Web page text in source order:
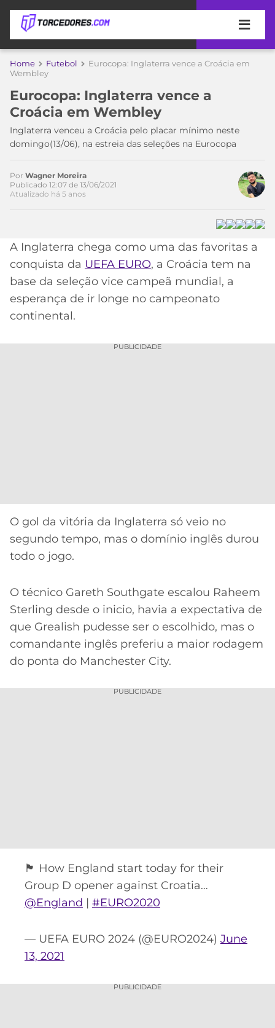
APOSTAS
DE
APOSTA
MELHORES
SITES
DE
APOSTAS
2026
PROMOCIONAL
BETBOOM
CÓDIGO
DE
INDICAÇÃO
ONLINE
MELHORES
CASSINOS
ONLINE
COPA
DO
MUNDO
TIMES
MEU
PALMEIRAS
CORINTHIANS
PAULO
INTERNACIONAL
ATLÉTICO
MG
CRUZEIRO
CAMPEONATOS
BRASILEIRÃO
SÉRIE
A
LIBERTADORES
COPA
DOS
CAMPEÕES
MÍDIA
ESPORTIVA
MERCADO
DA
BOLA
Home Futebol
Eurocopa: Inglaterra vence a Croácia em
Wembley
Eurocopa: Inglaterra vence a
Croácia em Wembley
Inglaterra venceu a Croácia pelo placar mínimo neste
domingo(13/06), na estreia das seleções na Eurocopa
Acesse o perfil do autor
no Twitter
Por Wagner Moreira
Publicado 12:07 de 13/06/2021
Atualizado há 5 anos
A Inglaterra chega como uma das favoritas a
conquista da UEFA EURO, a Croácia tem na
base da seleção vice campeã mundial, a
esperança de ir longe no campeonato
continental.
PUBLICIDADE
O gol da vitória da Inglaterra só veio no
segundo tempo, mas o domínio inglês durou
todo o jogo.
O técnico Gareth Southgate escalou Raheem
Sterling desde o inicio, havia a expectativa de
que Grealish pudesse ser o escolhido, mas o
comandante inglês preferiu a maior rodagem
do ponta do Manchester City.
PUBLICIDADE
🏴󠁧󠁢󠁥󠁮󠁧󠁿 How England start today for their
Group D opener against Croatia…
@England | #EURO2020
— UEFA EURO 2024 (@EURO2024) June
13, 2021
PUBLICIDADE